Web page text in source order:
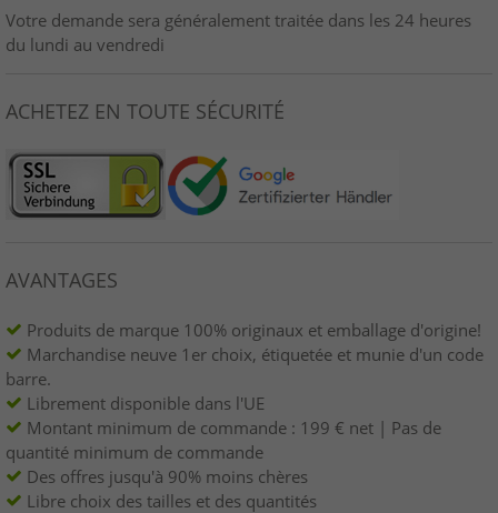
Votre demande sera généralement traitée dans les 24 heures
du lundi au vendredi
ACHETEZ EN TOUTE SÉCURITÉ
AVANTAGES
Produits de marque 100% originaux et emballage d'origine!
Marchandise neuve 1er choix, étiquetée et munie d'un code
barre.
Librement disponible dans l'UE
Montant minimum de commande : 199 € net | Pas de
quantité minimum de commande
Des offres jusqu'à 90% moins chères
Libre choix des tailles et des quantités